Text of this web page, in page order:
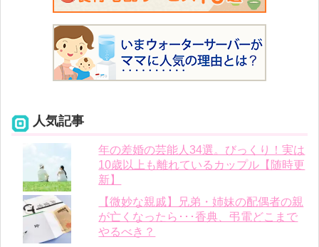
人気記事
年の差婚の芸能人34選。びっくり！実は
10歳以上も離れているカップル【随時更
新】
【微妙な親戚】兄弟・姉妹の配偶者の親
が亡くなったら･･･香典、弔電どこまで
やるべき？